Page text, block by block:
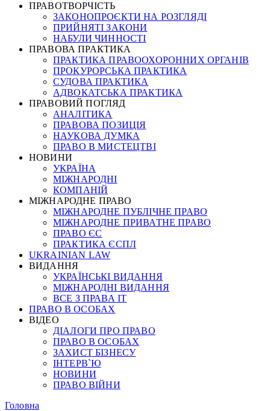
ПРАВОТВОРЧІСТЬ
ЗАКОНОПРОЄКТИ НА РОЗГЛЯДІ
ПРИЙНЯТІ ЗАКОНИ
НАБУЛИ ЧИННОСТІ
ПРАВОВА ПРАКТИКА
ПРАКТИКА ПРАВООХОРОННИХ ОРГАНІВ
ПРОКУРОРСЬКА ПРАКТИКА
СУДОВА ПРАКТИКА
АДВОКАТСЬКА ПРАКТИКА
ПРАВОВИЙ ПОГЛЯД
АНАЛІТИКА
ПРАВОВА ПОЗИЦІЯ
НАУКОВА ДУМКА
ПРАВО В МИСТЕЦТВІ
НОВИНИ
УКРАЇНА
МІЖНАРОДНІ
КОМПАНІЙ
МІЖНАРОДНЕ ПРАВО
МІЖНАРОДНЕ ПУБЛІЧНЕ ПРАВО
МІЖНАРОДНЕ ПРИВАТНЕ ПРАВО
ПРАВО ЄС
ПРАКТИКА ЄСПЛ
UKRAINIAN LAW
ВИДАННЯ
УКРАЇНСЬКІ ВИДАННЯ
МІЖНАРОДНІ ВИДАННЯ
ВСЕ З ПРАВА ІТ
ПРАВО В ОСОБАХ
ВІДЕО
ДІАЛОГИ ПРО ПРАВО
ПРАВО В ОСОБАХ
ЗАХИСТ БІЗНЕСУ
ІНТЕРВ`Ю
НОВИНИ
ПРАВО ВІЙНИ
Головна